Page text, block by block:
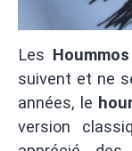
Les Hoummos
suivent et ne
années, le
version